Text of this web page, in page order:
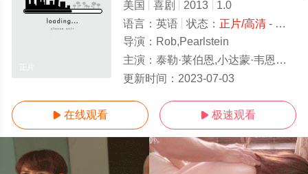
美国 喜剧 2013
1.0
语言： 英语 状态： 正片/高清- 免费在线观看
导演： Rob,Pearlstein
主演： 泰勒·莱伯恩,小达蒙·韦恩斯,露茜·彭奇,托马斯·米德蒂奇
更新时间： 2023-07-03
 在线观看  极速观看